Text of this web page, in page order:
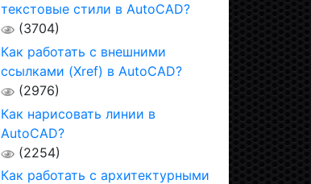
текстовые стили в AutoCAD?
(3704)
Как работать с внешними
ссылками (Xref) в AutoCAD?
(2976)
Как нарисовать линии в
AutoCAD?
(2254)
Как работать с архитектурными